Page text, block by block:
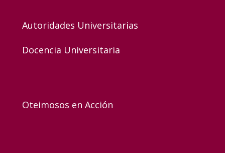
Autoridades Universitarias
Docencia Universitaria
Oteimosos en Acción